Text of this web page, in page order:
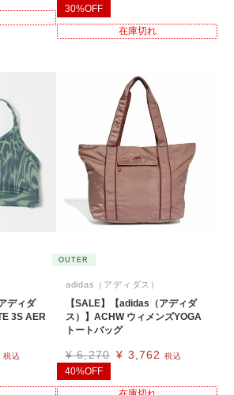
30%OFF
在庫切れ
ディダ
3S AER
税込
OUTER
adidas（アディダス）
【SALE】【adidas（アディダ
ス）】ACHW ウィメンズYOGA
トートバッグ
¥ 6,270 ¥ 3,762 税込
40%OFF